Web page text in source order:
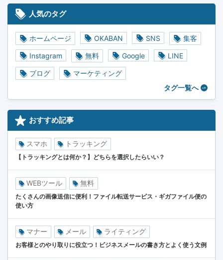
人気のタグ
ホームページ OKABAN SNS 集客
Instagram 無料 Google LINE
ブログ
マーケティング
タグ一覧へ
おすすめ記事
スマホ トラッキング
【トラッキングとは何か？】どちらを選択したらいい？
WEBツール 無料
たくさんの画像送信に便利！ファイル転送サービス・ギガファイル便の
使い方
マナー メール ライティング
お客様とのやり取りに役立つ！ビジネスメールの書き方とよく使う文例